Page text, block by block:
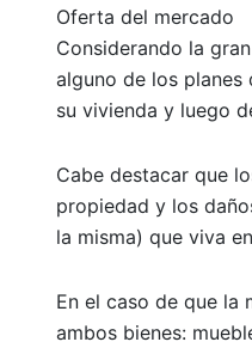
Oferta del mercado
Considerando la
alguno de los planes
su vivienda y luego
Cabe destacar que
propiedad y los
la misma) que viva
En el caso de que la
ambos bienes: